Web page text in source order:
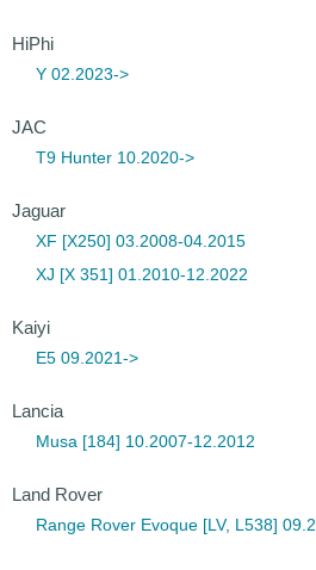
HiPhi
Y 02.2023->
JAC
T9 Hunter 10.2020->
Jaguar
XF [X250] 03.2008-04.2015
XJ [X 351] 01.2010-12.2022
Kaiyi
E5 09.2021->
Lancia
Musa [184] 10.2007-12.2012
Land Rover
Range Rover Evoque [LV, L538]